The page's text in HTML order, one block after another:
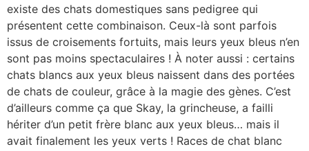
existe des chats domestiques sans pedigree qui
présentent cette combinaison. Ceux-là sont parfois
issus de croisements fortuits, mais leurs yeux bleus n’en
sont pas moins spectaculaires ! À noter aussi : certains
chats blancs aux yeux bleus naissent dans des portées
de chats de couleur, grâce à la magie des gènes. C’est
d’ailleurs comme ça que Skay, la grincheuse, a failli
hériter d’un petit frère blanc aux yeux bleus… mais il
avait finalement les yeux verts ! Races de chat blanc